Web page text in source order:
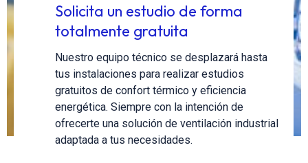
Solicita un estudio de forma
totalmente gratuita
Nuestro equipo técnico se desplazará hasta
tus instalaciones para realizar estudios
gratuitos de confort térmico y eficiencia
energética. Siempre con la intención de
ofrecerte una solución de ventilación industrial
adaptada a tus necesidades.